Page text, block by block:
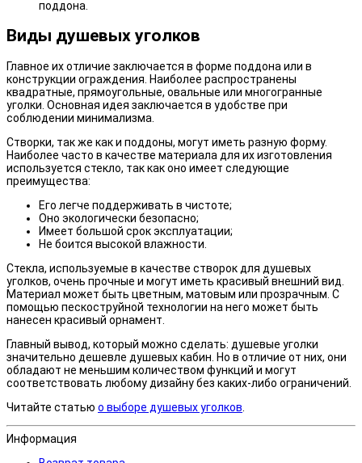
поддона.
Виды душевых уголков
Главное их отличие заключается в форме поддона или в
конструкции ограждения. Наиболее распространены
квадратные, прямоугольные, овальные или многогранные
уголки. Основная идея заключается в удобстве при
соблюдении минимализма.
Створки, так же как и поддоны, могут иметь разную форму.
Наиболее часто в качестве материала для их изготовления
используется стекло, так как оно имеет следующие
преимущества:
Его легче поддерживать в чистоте;
Оно экологически безопасно;
Имеет большой срок эксплуатации;
Не боится высокой влажности.
Стекла, используемые в качестве створок для душевых
уголков, очень прочные и могут иметь красивый внешний вид.
Материал может быть цветным, матовым или прозрачным. С
помощью пескоструйной технологии на него может быть
нанесен красивый орнамент.
Главный вывод, который можно сделать: душевые уголки
значительно дешевле душевых кабин. Но в отличие от них, они
обладают не меньшим количеством функций и могут
соответствовать любому дизайну без каких-либо ограничений.
Читайте статью о выборе душевых уголков
Информация